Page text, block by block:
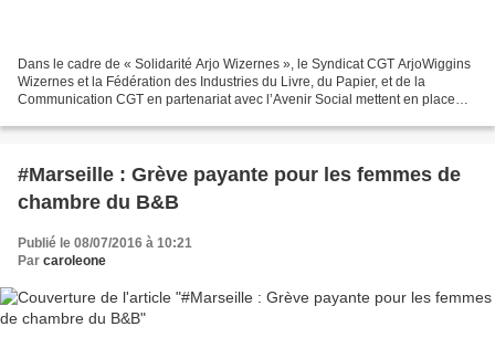
Dans le cadre de « Solidarité Arjo Wizernes », le Syndicat CGT ArjoWiggins
Wizernes et la Fédération des Industries du Livre, du Papier, et de la
Communication CGT en partenariat avec l’Avenir Social mettent en place
#Marseille : Grève payante pour les femmes de
chambre du B&B
Publié le 08/07/2016 à 10:21
Par caroleone